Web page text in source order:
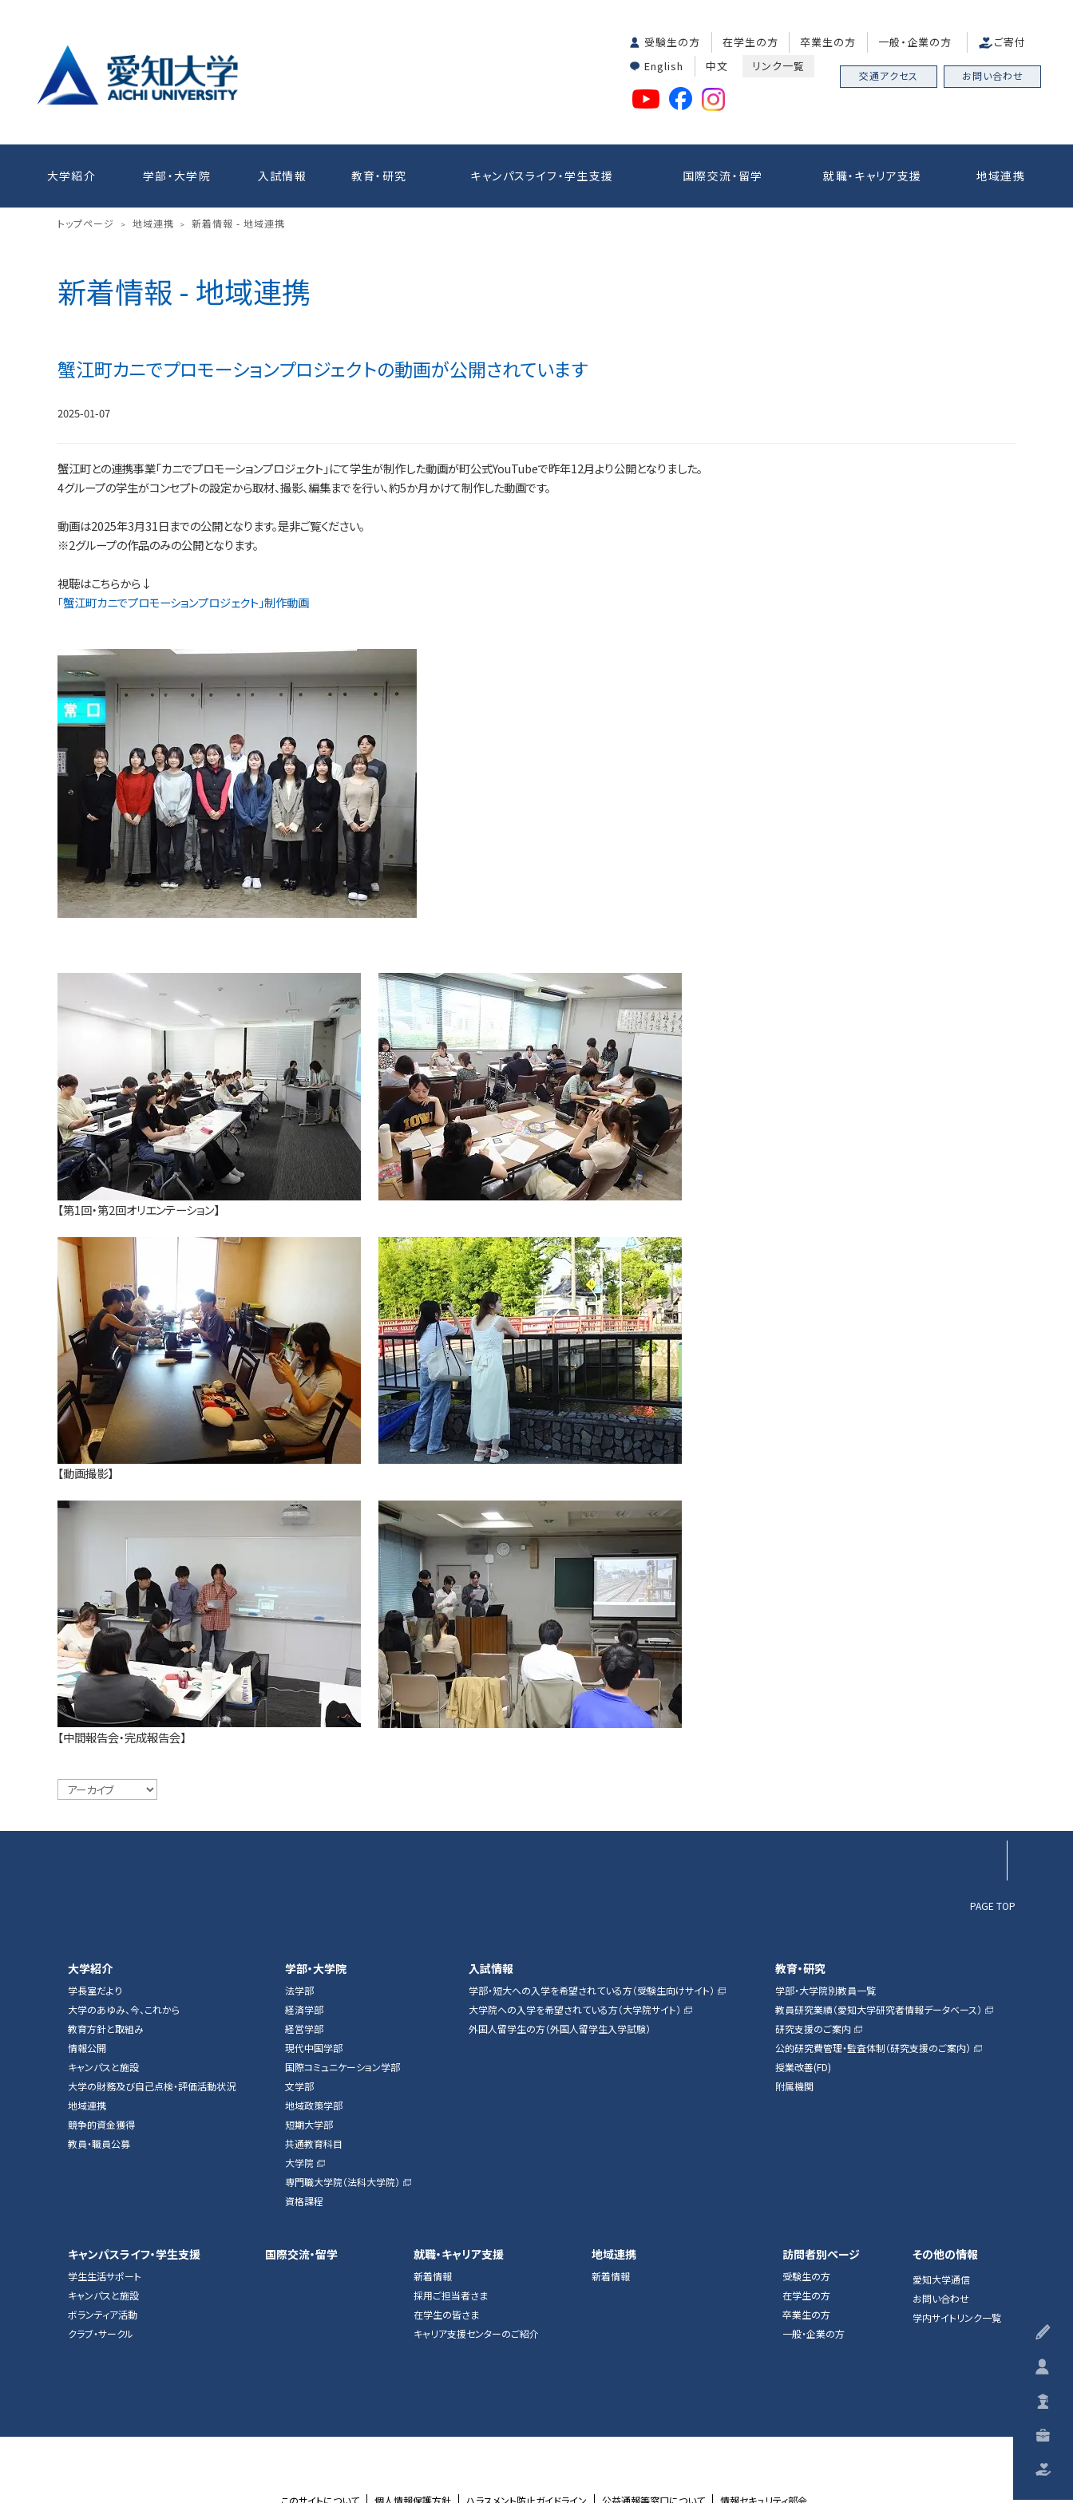
受験生の方 在学生の方 卒業生の方 一般・企業の方
ご寄付
English
中文 リンク一覧
交通アクセス お問い合わせ
大学紹介 学部・大学院 入試情報 教育・研究 キャンパスライフ・学生支援 国際交流・留学 就職・キャリア支援 地域連携
トップページ > 地域連携 > 新着情報 - 地域連携
新着情報 - 地域連携
蟹江町カニでプロモーションプロジェクトの動画が公開されています
2025-01-07
蟹江町との連携事業「カニでプロモーションプロジェクト」にて学生が制作した動画が町公式YouTubeで昨年12月より公開となりました。
4グループの学生がコンセプトの設定から取材、撮影、編集までを行い、約5か月かけて制作した動画です。
動画は2025年3月31日までの公開となります。是非ご覧ください。
※2グループの作品のみの公開となります。
視聴はこちらから↓
「蟹江町カニでプロモーションプロジェクト」制作動画
【第1回・第2回オリエンテーション】
【動画撮影】
【中間報告会・完成報告会】
PAGE TOP
大学紹介
学長室だより
大学のあゆみ、今、これから
教育方針と取組み
情報公開
キャンパスと施設
大学の財務及び自己点検・評価活動状況
地域連携
競争的資金獲得
教員・職員公募
学部・大学院
法学部
経済学部
経営学部
現代中国学部
国際コミュニケーション学部
文学部
地域政策学部
短期大学部
共通教育科目
大学院
専門職大学院（法科大学院）
資格課程
入試情報
学部・短大への入学を希望されている方（受験生向けサイト）
大学院への入学を希望されている方（大学院サイト）
外国人留学生の方（外国人留学生入学試験）
教育・研究
学部・大学院別教員一覧
教員研究業績（愛知大学研究者情報データベース）
研究支援のご案内
公的研究費管理・監査体制（研究支援のご案内）
授業改善(FD)
附属機関
キャンパスライフ・学生支援
学生生活サポート
キャンパスと施設
ボランティア活動
クラブ・サークル
国際交流・留学 就職・キャリア支援
新着情報
採用ご担当者さま
在学生の皆さま
キャリア支援センターのご紹介
地域連携
新着情報
訪問者別ページ
受験生の方
在学生の方
卒業生の方
一般・企業の方
その他の情報
愛知大学通信
お問い合わせ
学内サイトリンク一覧
このサイトについて 個人情報保護方針 ハラスメント防止ガイドライン 公益通報等窓口について 情報セキュリティ部会